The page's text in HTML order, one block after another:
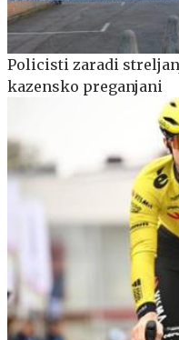
Policisti zaradi
kazensko preganjani